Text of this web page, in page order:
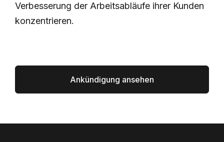
Verbesserung der Arbeitsabläufe ihrer Kunden
konzentrieren.
Ankündigung ansehen